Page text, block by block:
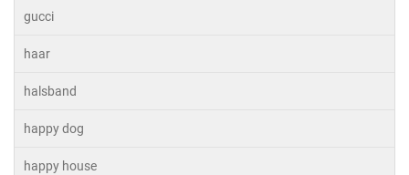
gucci
haar
halsband
happy dog
happy house